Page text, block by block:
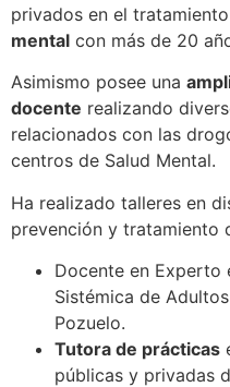
privados en el
mental con más de 20
Asimismo posee una
docente realizando
relacionados con las
centros de Salud Mental.
Ha realizado talleres en
prevención y tratamiento
Docente en Experto
Sistémica de
Pozuelo.
Tutora de prácticas
públicas y privadas